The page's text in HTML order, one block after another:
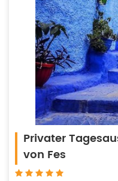
Privater
von Fes